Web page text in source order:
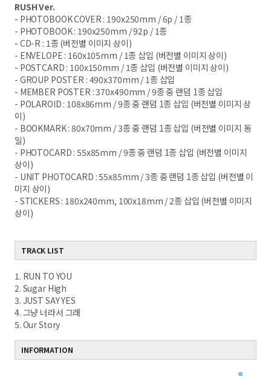
RUSH Ver.
- PHOTOBOOK COVER : 190x250mm / 6p / 1종
- PHOTOBOOK : 190x250mm / 92p / 1종
- CD-R : 1종 (버전별 이미지 상이)
- ENVELOPE : 160x105mm / 1종 삽입 (버전별 이미지 상이)
- POSTCARD : 100x150mm / 1종 삽입 (버전별 이미지 상이)
- GROUP POSTER : 490x370mm / 1종 삽입
- MEMBER POSTER : 370x490mm / 9종 중 랜덤 1종 삽입
- POLAROID : 108x86mm / 9종 중 랜덤 1종 삽입 (버전별 이미지 상
이)
- BOOKMARK : 80x70mm / 3종 중 랜덤 1종 삽입 (버전별 이미지 동
일)
- PHOTOCARD : 55x85mm / 9종 중 랜덤 1종 삽입 (버전별 이미지
상이)
- UNIT PHOTOCARD : 55x85mm / 3종 중 랜덤 1종 삽입 (버전별 이
미지 상이)
- STICKERS : 180x240mm, 100x18mm / 2종 삽입 (버전별 이미지
상이)
TRACK LIST
1. RUN TO YOU
2. Sugar High
3. JUST SAY YES
4. 그냥 너라서 그래
5. Our Story
INFORMATION